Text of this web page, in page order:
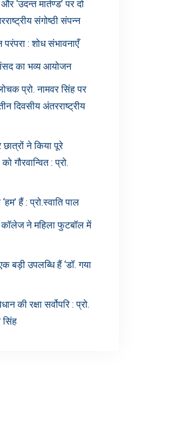
‘उदन्त मार्तण्ड’ पर दो
संगोष्ठी संपन्न
परंपरा : शोध संभावनाएँ
का भव्य आयोजन
प्रो. नामवर सिंह पर
दिवसीय अंतरराष्ट्रीय
ने किया पूरे
गौरवान्वित : प्रो.
हैं : प्रो.स्वाति पाल
कॉलेज ने महिला फुटबॉल में
बड़ी उपलब्धि हैं ‘डॉ. गया
की रक्षा सर्वोपरि : प्रो.
सिंह